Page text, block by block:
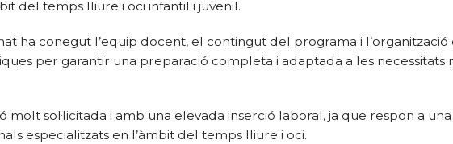
del temps lliure i oci infantil i juvenil.
ha conegut l’equip docent, el contingut del programa i l’organització
per garantir una preparació completa i adaptada a les necessitats
sol·licitada i amb una elevada inserció laboral, ja que respon a una
especialitzats en l’àmbit del temps lliure i oci.